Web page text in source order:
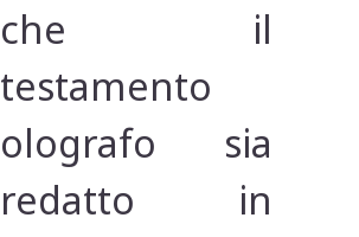
che il
testamento
olografo sia
redatto in